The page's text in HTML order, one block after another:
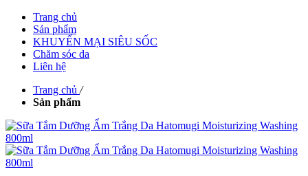
Trang chủ
Sản phẩm
KHUYẾN MẠI SIÊU SỐC
Chăm sóc da
Liên hệ
Trang chủ /
Sản phẩm